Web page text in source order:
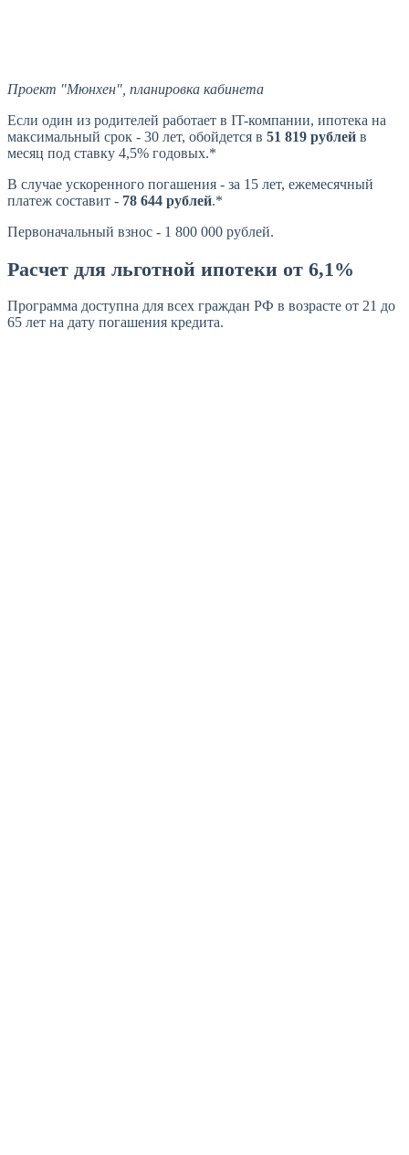
Проект "Мюнхен", планировка кабинета
Если один из родителей работает в IT-компании, ипотека на
максимальный срок - 30 лет, обойдется в 51 819 рублей в
месяц под ставку 4,5% годовых.*
В случае ускоренного погашения - за 15 лет, ежемесячный
платеж составит - 78 644 рублей.*
Первоначальный взнос - 1 800 000 рублей.
Расчет для льготной ипотеки от 6,1%
Программа доступна для всех граждан РФ в возрасте от 21 до
65 лет на дату погашения кредита.